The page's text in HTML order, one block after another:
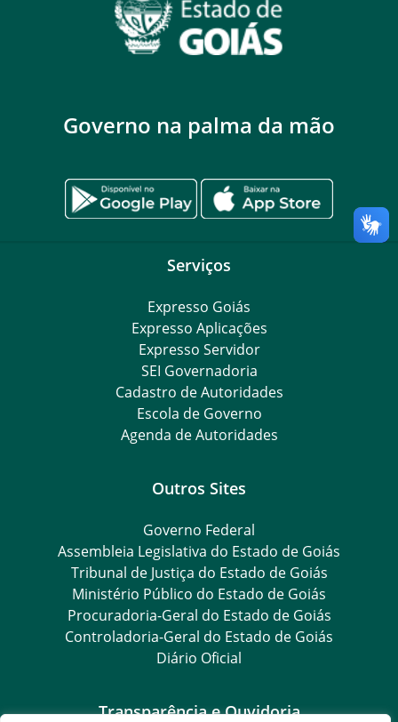
Governo na palma da mão
Serviços
Expresso Goiás
Expresso Aplicações
Expresso Servidor
SEI Governadoria
Cadastro de Autoridades
Escola de Governo
Agenda de Autoridades
Outros Sites
Governo Federal
Assembleia Legislativa do Estado de Goiás
Tribunal de Justiça do Estado de Goiás
Ministério Público do Estado de Goiás
Procuradoria-Geral do Estado de Goiás
Controladoria-Geral do Estado de Goiás
Diário Oficial
Transparência e Ouvidoria